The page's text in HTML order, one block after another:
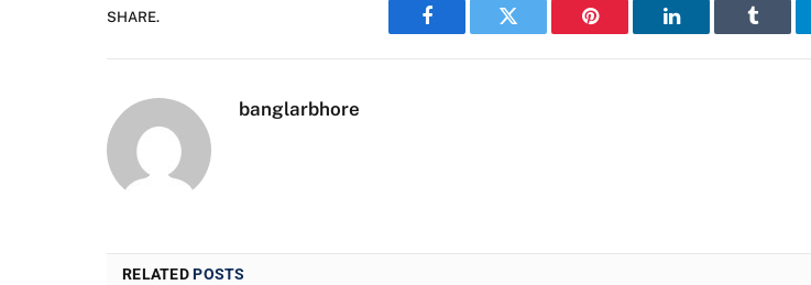
SHARE.
Facebook Twitter Pinterest LinkedIn Tumblr
banglarbhore
RELATEDPOSTS